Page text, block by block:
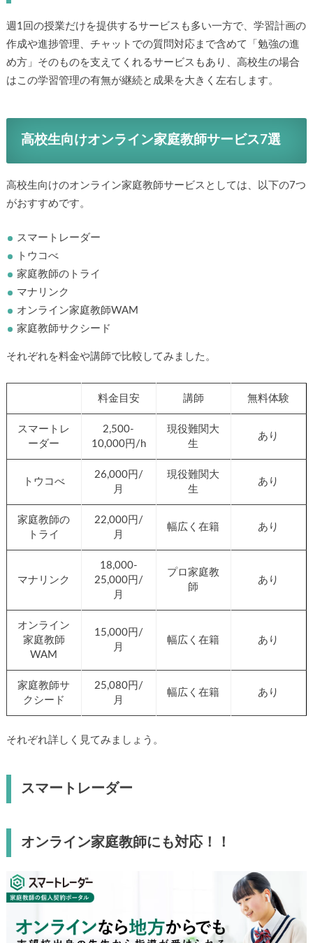
週1回の授業だけを提供するサービスも多い一方で、学習計画の
作成や進捗管理、チャットでの質問対応まで含めて「勉強の進
め方」そのものを支えてくれるサービスもあり、高校生の場合
はこの学習管理の有無が継続と成果を大きく左右します。
高校生向けオンライン家庭教師サービス7選
高校生向けのオンライン家庭教師サービスとしては、以下の7つ
がおすすめです。
スマートレーダー
トウコべ
家庭教師のトライ
マナリンク
オンライン家庭教師WAM
家庭教師サクシード
それぞれを料金や講師で比較してみました。
料金目安 講師 無料体験
スマートレ
ーダー
2,500-
10,000円/h
現役難関大
生
あり
トウコべ
26,000円/
月
現役難関大
生
あり
家庭教師の
トライ
22,000円/
月
幅広く在籍 あり
マナリンク
18,000-
25,000円/
月
プロ家庭教
師
あり
オンライン
家庭教師
WAM
15,000円/
月
幅広く在籍 あり
家庭教師サ
クシード
25,080円/
月
幅広く在籍 あり
それぞれ詳しく見てみましょう。
スマートレーダー
オンライン家庭教師にも対応！！